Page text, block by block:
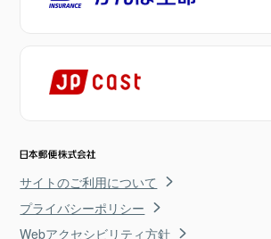
サイトのご利用について
プライバシーポリシー
Webアクセシビリティ方針